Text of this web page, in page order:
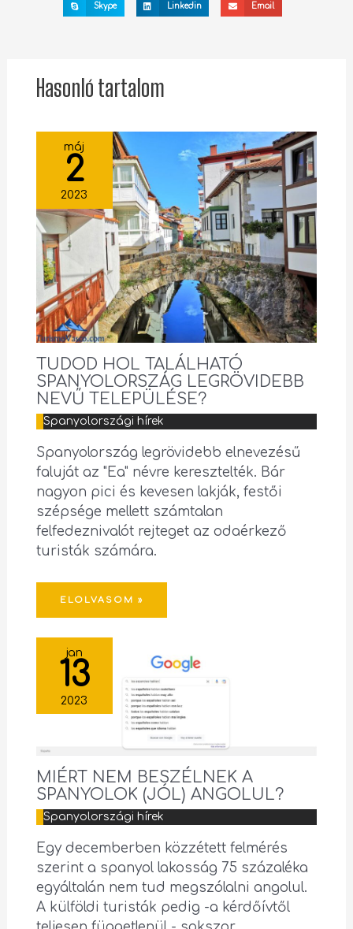
Skype Linkedin Email
Hasonló tartalom
máj
2
2023
TUDOD HOL TALÁLHATÓ
SPANYOLORSZÁG LEGRÖVIDEBB
NEVŰ TELEPÜLÉSE?
Spanyolországi hírek
Spanyolország legrövidebb elnevezésű
faluját az "Ea" névre keresztelték. Bár
nagyon pici és kevesen lakják, festői
szépsége mellett számtalan
felfedeznivalót rejteget az odaérkező
turisták számára.
ELOLVASOM »
jan
13
2023
MIÉRT NEM BESZÉLNEK A
SPANYOLOK (JÓL) ANGOLUL?
Spanyolországi hírek
Egy decemberben közzétett felmérés
szerint a spanyol lakosság 75 százaléka
egyáltalán nem tud megszólalni angolul.
A külföldi turisták pedig -a kérdőívtől